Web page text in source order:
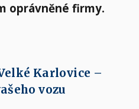
oprávněné firmy.
Karlovice –
vozu